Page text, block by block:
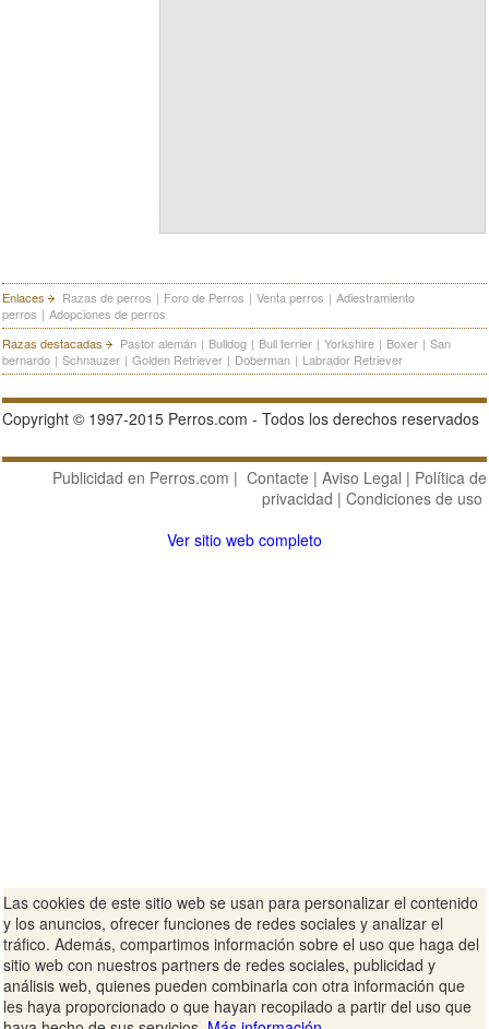
Enlaces Razas de perros | Foro de Perros | Venta perros | Adiestramiento
perros | Adopciones de perros
Razas destacadas
Pastor alemán | Bulldog | Bull terrier | Yorkshire | Boxer | San
bernardo | Schnauzer | Golden Retriever | Doberman | Labrador Retriever
Copyright © 1997-2015 Perros.com - Todos los derechos reservados
Publicidad en Perros.com | Contacte | Aviso Legal | Política de
privacidad | Condiciones de uso
Ver sitio web completo
Las cookies de este sitio web se usan para personalizar el contenido
y los anuncios, ofrecer funciones de redes sociales y analizar el
tráfico. Además, compartimos información sobre el uso que haga del
sitio web con nuestros partners de redes sociales, publicidad y
análisis web, quienes pueden combinarla con otra información que
les haya proporcionado o que hayan recopilado a partir del uso que